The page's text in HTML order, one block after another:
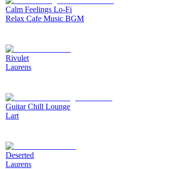
Calm Feelings Lo-Fi
Relax Cafe Music BGM
Rivulet
Laurens
Guitar Chill Lounge
Lart
Deserted
Laurens